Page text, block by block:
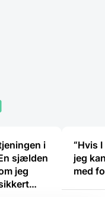
i
sjælden
jeg
“Hvis
jeg
med